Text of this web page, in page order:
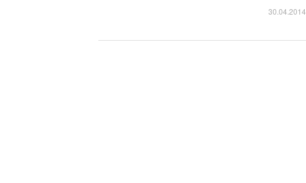
30.04.2014